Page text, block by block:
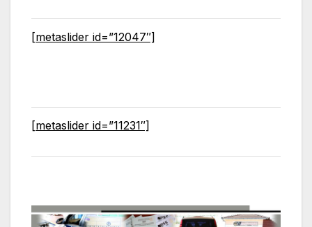
[metaslider id=”12047″]
[metaslider id=”11231″]